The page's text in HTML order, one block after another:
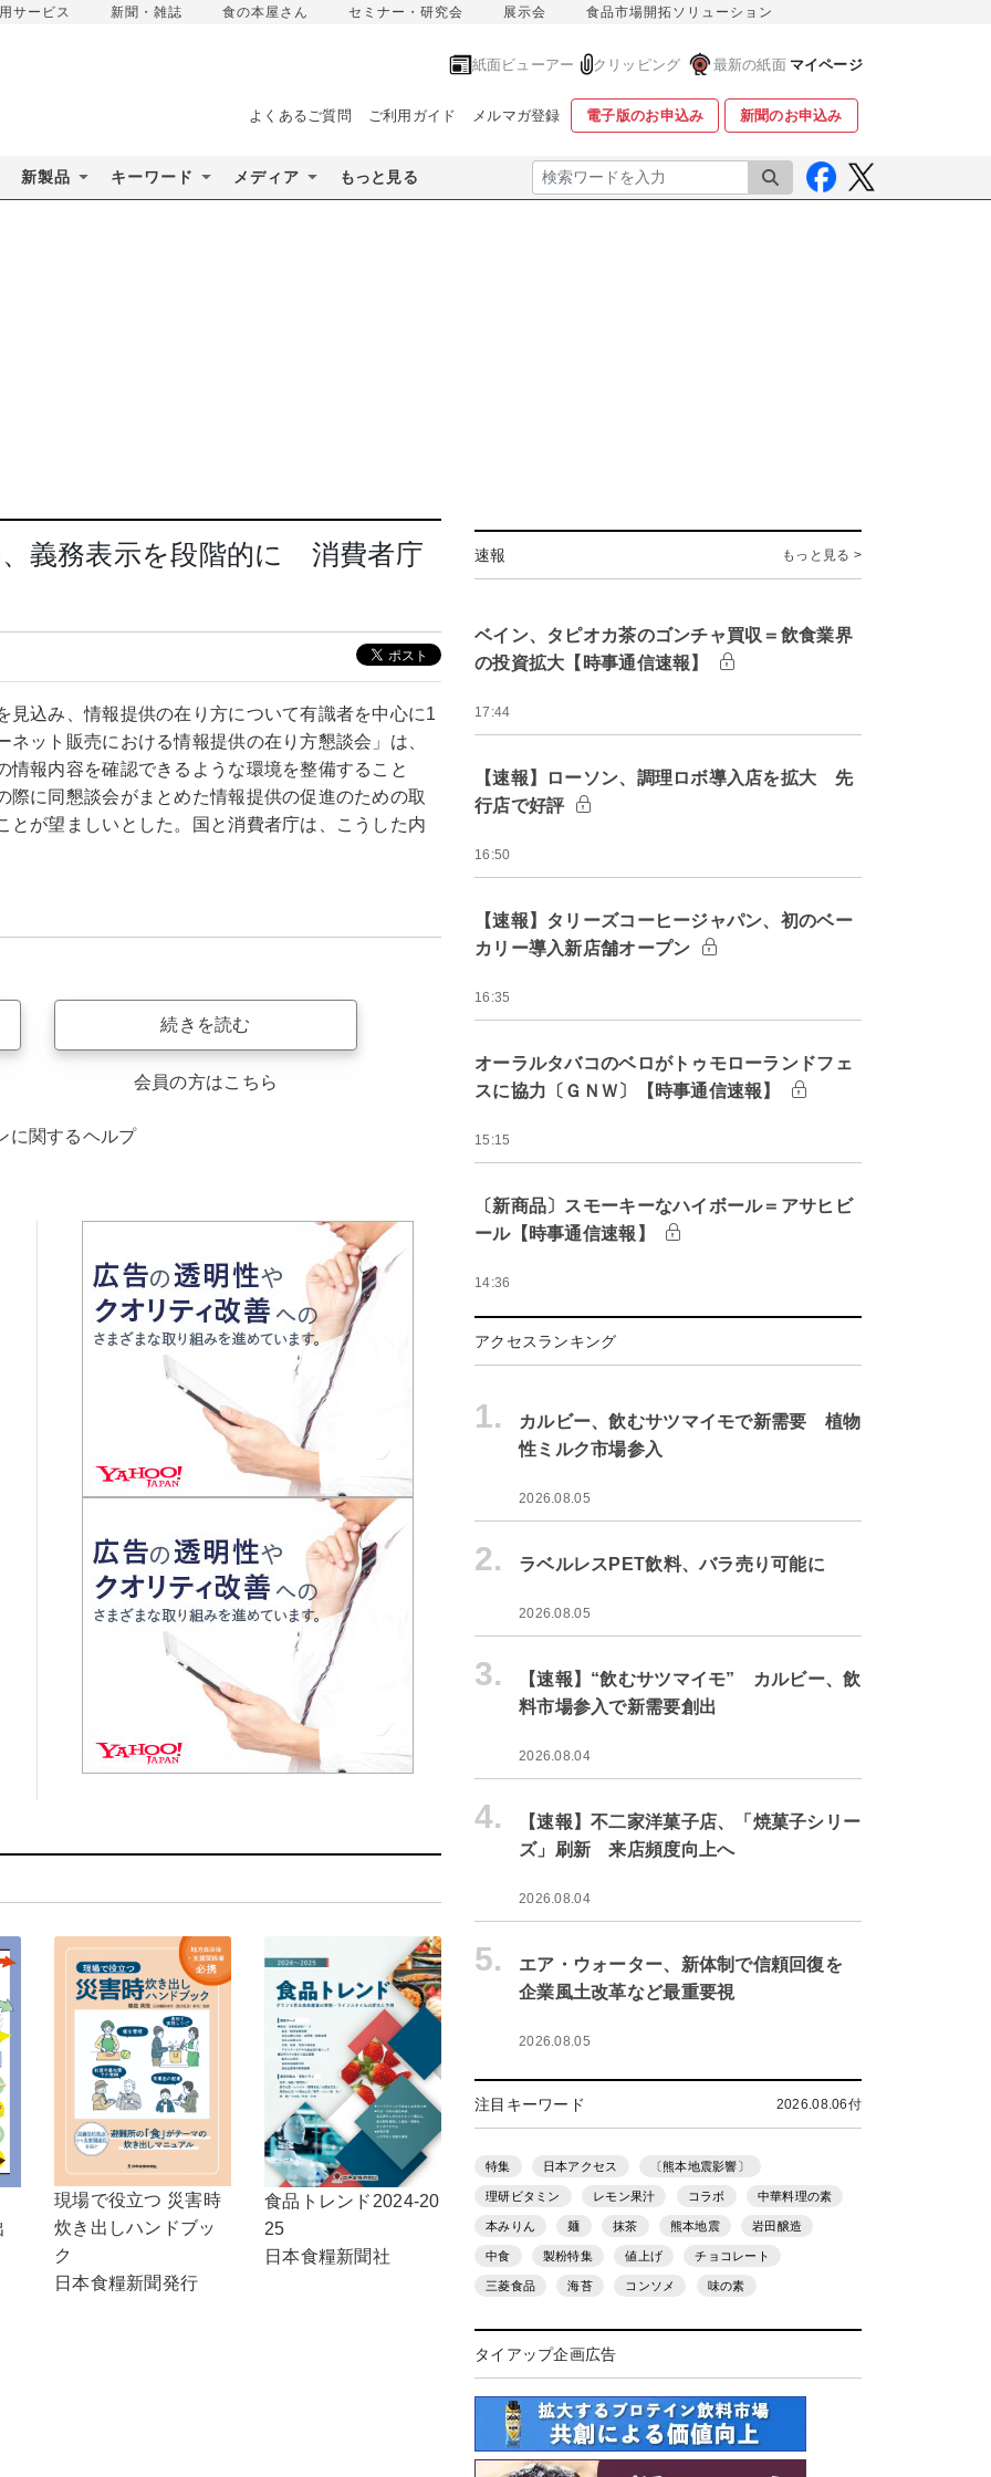
サービス 新聞・雑誌 食の本屋さん セミナー・研究会 展示会 食品市場開拓ソリューション
紙面ビューアー クリッピング 最新の紙面 マイページ
よくあるご質問 ご利用ガイド メルマガ登録 電子版のお申込み 新聞のお申込み
新製品 キーワード メディア もっと見る 検索
義務表示を段階的に 消費者庁
込み、情報提供の在り方について有識者を中心に1
ット販売における情報提供の在り方懇談会」は、
報内容を確認できるような環境を整備すること
に同懇談会がまとめた情報提供の促進のための取
が望ましいとした。国と消費者庁は、こうした内
続きを読む
会員の方はこちら
に関するヘルプ
現場で役立つ 災害時
炊き出しハンドブッ
ク
日本食糧新聞発行
食品トレンド2024-20
25
日本食糧新聞社
速報 もっと見る >
ベイン、タピオカ茶のゴンチャ買収＝飲食業界
の投資拡大【時事通信速報】
17:44
【速報】ローソン、調理ロボ導入店を拡大 先
行店で好評
16:50
【速報】タリーズコーヒージャパン、初のベー
カリー導入新店舗オープン
16:35
オーラルタバコのベロがトゥモローランドフェ
スに協力〔ＧＮＷ〕【時事通信速報】
15:15
〔新商品〕スモーキーなハイボール＝アサヒビ
ール【時事通信速報】
14:36
アクセスランキング
1.
カルビー、飲むサツマイモで新需要 植物
性ミルク市場参入
2026.08.05
2. ラベルレスPET飲料、バラ売り可能に
2026.08.05
3.
【速報】“飲むサツマイモ” カルビー、飲
料市場参入で新需要創出
2026.08.04
4.
【速報】不二家洋菓子店、「焼菓子シリー
ズ」刷新 来店頻度向上へ
2026.08.04
5.
エア・ウォーター、新体制で信頼回復を
企業風土改革など最重要視
2026.08.05
注目キーワード 2026.08.06付
特集 日本アクセス 〔熊本地震影響〕
理研ビタミン レモン果汁 コラボ 中華料理の素
本みりん 麺 抹茶 熊本地震 岩田醸造
中食 製粉特集 値上げ チョコレート
三菱食品 海苔 コンソメ 味の素
タイアップ企画広告